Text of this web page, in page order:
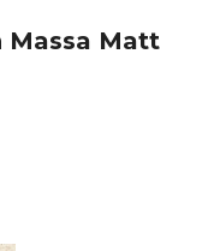
Massa Matt